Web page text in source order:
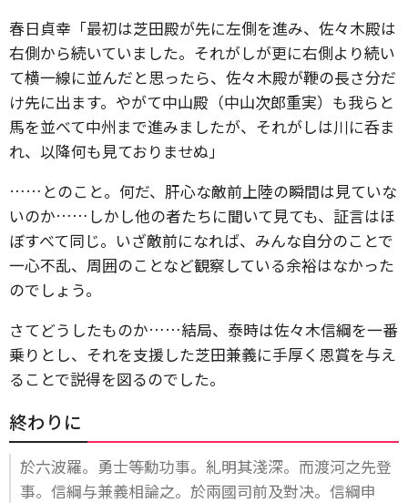
春日貞幸「最初は芝田殿が先に左側を進み、佐々木殿は
右側から続いていました。それがしが更に右側より続い
て横一線に並んだと思ったら、佐々木殿が鞭の長さ分だ
け先に出ます。やがて中山殿（中山次郎重実）も我らと
馬を並べて中州まで進みましたが、それがしは川に呑ま
れ、以降何も見ておりませぬ」
……とのこと。何だ、肝心な敵前上陸の瞬間は見ていな
いのか……しかし他の者たちに聞いて見ても、証言はほ
ぼすべて同じ。いざ敵前になれば、みんな自分のことで
一心不乱、周囲のことなど観察している余裕はなかった
のでしょう。
さてどうしたものか……結局、泰時は佐々木信綱を一番
乗りとし、それを支援した芝田兼義に手厚く恩賞を与え
ることで説得を図るのでした。
終わりに
於六波羅。勇士等勳功事。糺明其淺深。而渡河之先登
事。信綱与兼義相論之。於兩國司前及對决。信綱申